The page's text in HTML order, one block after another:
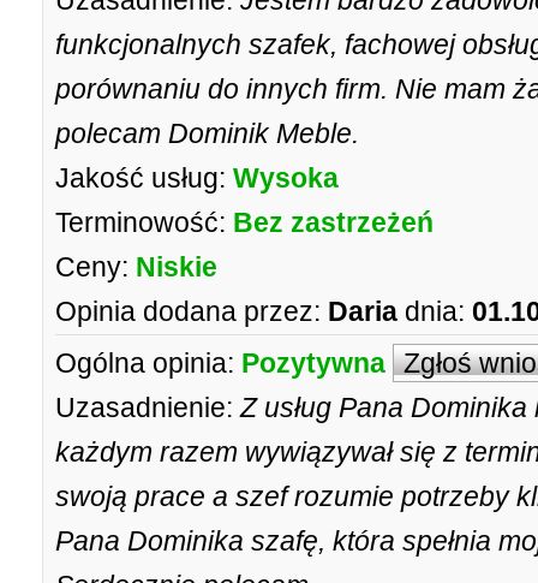
funkcjonalnych szafek, fachowej
porównaniu do innych firm. Nie mam
polecam Dominik Meble.
Jakość usług: Wysoka
Terminowość: Bez zastrzeżeń
Ceny: Niskie
Opinia dodana przez: Daria dnia:
Ogólna opinia: Pozytywna Zgłoś
Uzasadnienie: Z usług Pana
każdym razem wywiązywał się z
swoją prace a szef rozumie potrzeby
Pana Dominika szafę, która spełnia